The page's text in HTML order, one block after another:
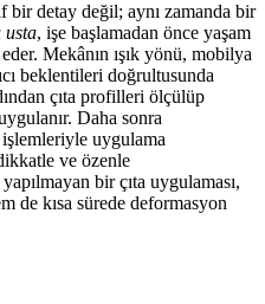
bir detay değil; aynı zamanda bir
usta, işe başlamadan önce yaşam
Mekânın ışık yönü, mobilya
beklentileri doğrultusunda
çıta profilleri ölçülüp
Daha sonra
uygulama
ve özenle
bir çıta uygulaması,
de kısa sürede deformasyon